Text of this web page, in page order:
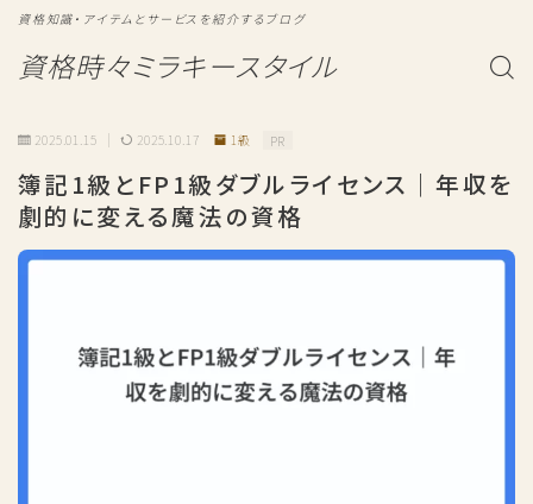
資格時々ミラキースタイル
資格知識・アイテムとサービスを紹介するブログ
2025.01.15 2025.10.17 1級 PR
簿記1級とFP1級ダブルライセンス｜年収を
劇的に変える魔法の資格